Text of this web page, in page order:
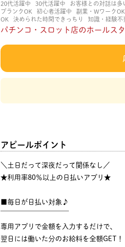
20代活躍中 30代活躍中 お客様との対話は多
ブランクOK
初心者活躍中 副業・WワークOK
OK
決められた時間できっちり 知識・経験不
職場
週4日以上OK 長く働ける 長期歓迎
パチンコ・スロット店のホールス
アピールポイント
＼土日だって深夜だって関係なし／
★利用率80％以上の日払いアプリ★
■毎日が日払い対象♪
専用アプリで金額を入力するだけで、
翌日には働いた分のお給料を全額GET！